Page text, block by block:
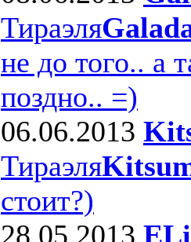
Тираэля
не до того.. а
поздно.. =)
06.06.2013
Тираэля
стоит?)
28.05.2013 ELi